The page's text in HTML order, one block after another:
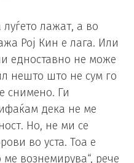
лажат, а во
Рој Кин е лага. Или
едноставно не може
нешто што не сум го
снимено. Ги
дека не ме
Но, не ми се
во уста. Тоа е
вознемирува“, рече